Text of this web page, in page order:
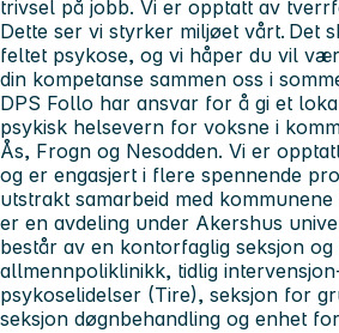
trivsel på jobb. Vi er opptatt av
Dette ser vi styrker miljøet vårt. Det
feltet psykose, og vi håper du vil
din kompetanse sammen oss i
DPS Follo har ansvar for å gi et
psykisk helsevern for voksne i
Ås, Frogn og Nesodden. Vi er
og er engasjert i flere spennende
utstrakt samarbeid med
er en avdeling under Akershus
består av en kontorfaglig seksjon og
allmennpoliklinikk, tidlig
psykoselidelser (Tire), seksjon for
seksjon døgnbehandling og enhet